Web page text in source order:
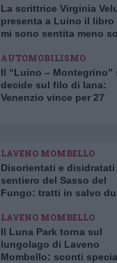
La scrittrice Virginia
presenta a Luino il libro
mi sono sentita meno
AUTOMOBILISMO
Il “Luino – Montegrino”
decide sul filo di lana:
Venenzio vince per 27
LAVENO MOMBELLO
Disorientati e disidratati
sentiero del Sasso del
Fungo: tratti in salvo
LAVENO MOMBELLO
Il Luna Park torna sul
lungolago di Laveno
Mombello: sconti